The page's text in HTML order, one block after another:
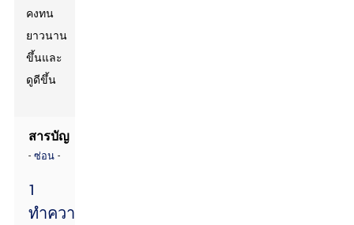
คงทน
ยาวนาน
ขึ้นและ
ดูดีขึ้น
สารบัญ
- ซ่อน -
1
ทำความ